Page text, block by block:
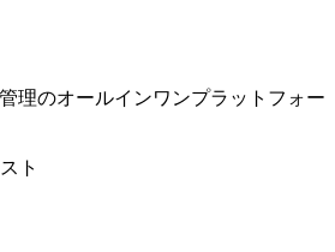
理のオールインワンプラットフォー
ト